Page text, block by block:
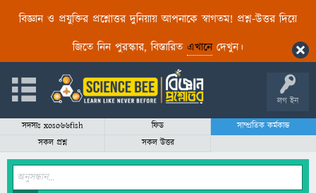
বিজ্ঞান ও প্রযুক্তির প্রশ্নোত্তর দুনিয়ায় আপনাকে স্বাগতম! প্রশ্ন-উত্তর দিয়ে
জিতে নিন পুরস্কার, বিস্তারিত এখানেদেখুন।
লগ ইন
সদস্যঃ xoso66fish ফিড
সাম্প্রতিক কর্মকান্ড
সকল প্রশ্ন
সকল উত্তর